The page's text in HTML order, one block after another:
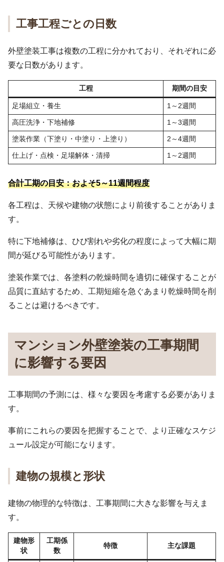
工事工程ごとの日数
外壁塗装工事は複数の工程に分かれており、それぞれに必
要な日数があります。
工程 期間の目安
足場組立・養生 1～2週間
高圧洗浄・下地補修 1～3週間
塗装作業（下塗り・中塗り・上塗り） 2～4週間
仕上げ・点検・足場解体・清掃 1～2週間
合計工期の目安：およそ5～11週間程度
各工程は、天候や建物の状態により前後することがありま
す。
特に下地補修は、ひび割れや劣化の程度によって大幅に期
間が延びる可能性があります。
塗装作業では、各塗料の乾燥時間を適切に確保することが
品質に直結するため、工期短縮を急ぐあまり乾燥時間を削
ることは避けるべきです。
マンション外壁塗装の工事期間
に影響する要因
工事期間の予測には、様々な要因を考慮する必要がありま
す。
事前にこれらの要因を把握することで、より正確なスケジ
ュール設定が可能になります。
建物の規模と形状
建物の物理的な特徴は、工事期間に大きな影響を与えま
す。
建物形
状
工期係
数
特徴 主な課題